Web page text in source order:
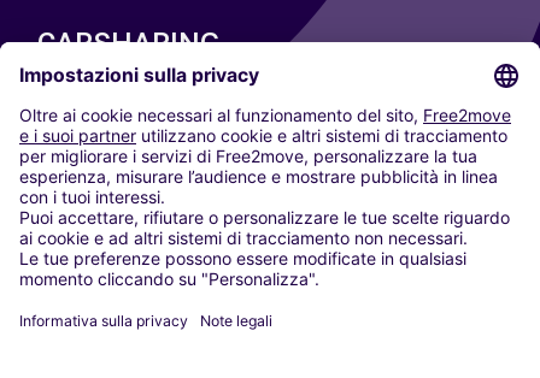
CARSHARING
LE NOSTRE CITTÀ
Paris
Madrid
Washington DC
Milano
Roma
Torino
Vienna
Berlino
Düsseldorf